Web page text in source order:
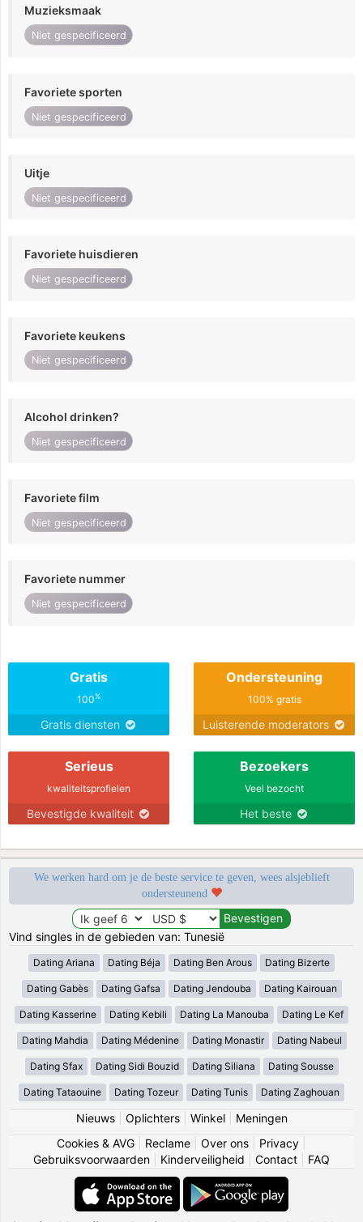
Muzieksmaak
Niet gespecificeerd
Favoriete sporten
Niet gespecificeerd
Uitje
Niet gespecificeerd
Favoriete huisdieren
Niet gespecificeerd
Favoriete keukens
Niet gespecificeerd
Alcohol drinken?
Niet gespecificeerd
Favoriete film
Niet gespecificeerd
Favoriete nummer
Niet gespecificeerd
Gratis
100%
Gratis diensten
Ondersteuning
100% gratis
Luisterende moderators
Serieus
kwaliteitsprofielen
Bevestigde kwaliteit
Bezoekers
Veel bezocht
Het beste
We werken hard om je de beste service te geven, wees alsjeblieft
ondersteunend
Vind singles in de gebieden van: Tunesië
Dating Ariana Dating Béja Dating Ben Arous Dating Bizerte
Dating Gabès Dating Gafsa Dating Jendouba Dating Kairouan
Dating Kasserine Dating Kebili Dating La Manouba Dating Le Kef
Dating Mahdia Dating Médenine Dating Monastir Dating Nabeul
Dating Sfax Dating Sidi Bouzid Dating Siliana Dating Sousse
Dating Tataouine Dating Tozeur Dating Tunis Dating Zaghouan
Nieuws| Oplichters| Winkel| Meningen
Cookies & AVG
Reclame Over ons Privacy
Gebruiksvoorwaarden
Kinderveiligheid Contact FAQ